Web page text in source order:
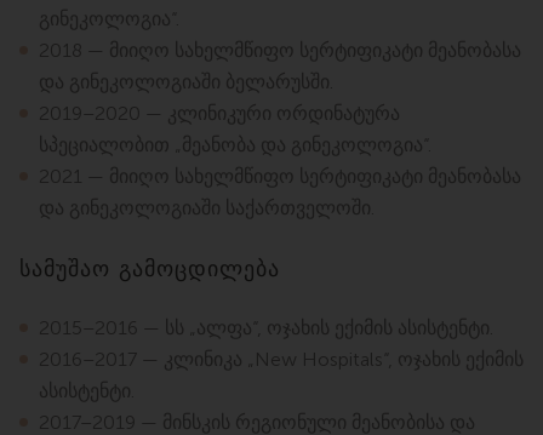
გინეკოლოგია“.
2018 — მიიღო სახელმწიფო სერტიფიკატი მეანობასა
და გინეკოლოგიაში ბელარუსში.
2019–2020 — კლინიკური ორდინატურა
სპეციალობით „მეანობა და გინეკოლოგია“.
2021 — მიიღო სახელმწიფო სერტიფიკატი მეანობასა
და გინეკოლოგიაში საქართველოში.
სამუშაო გამოცდილება
2015–2016 — სს „ალფა“, ოჯახის ექიმის ასისტენტი.
2016–2017 — კლინიკა „New Hospitals“, ოჯახის ექიმის
ასისტენტი.
2017–2019 — მინსკის რეგიონული მეანობისა და